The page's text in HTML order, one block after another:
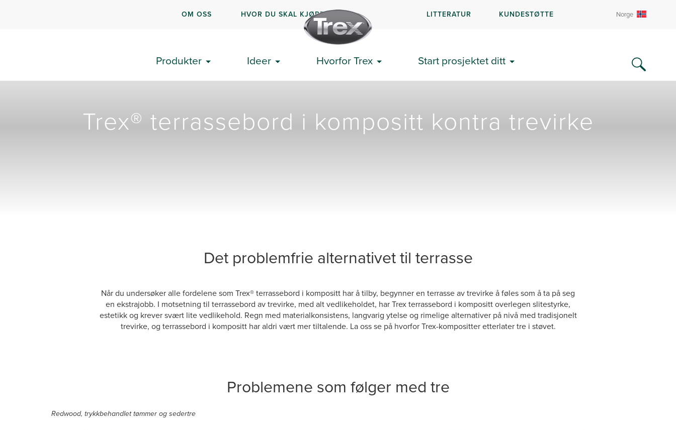
OM OSS HVOR DU SKAL KJØPE LITTERATUR KUNDESTØTTE Norge
Produkter Ideer Hvorfor Trex Start prosjektet ditt
Trex® terrassebord i kompositt kontra trevirke
Det problemfrie alternativet til terrasse
Når du undersøker alle fordelene som Trex® terrassebord i kompositt har å tilby, begynner en terrasse av trevirke å føles som å ta på seg
en ekstrajobb. I motsetning til terrassebord av trevirke, med alt vedlikeholdet, har Trex terrassebord i kompositt overlegen slitestyrke,
estetikk og krever svært lite vedlikehold. Regn med materialkonsistens, langvarig ytelse og rimelige alternativer på nivå med tradisjonelt
trevirke, og terrassebord i kompositt har aldri vært mer tiltalende. La oss se på hvorfor Trex-kompositter etterlater tre i støvet.
Problemene som følger med tre
Redwood, trykkbehandlet tømmer og sedertre